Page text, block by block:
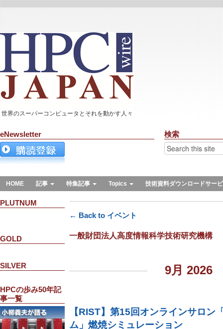
世界のスーパーコンピュータとそれを動かす人々
eNewsletter 検索
HOME 記事 特集記事 Topics 技術資料ダウンロードサー
PLUTNUM
GOLD
SILVER
HPCの歩み50年記
事一覧
← Back to イベント
一般財団法人高度情報科学技術研究機構
9月 2026
【RIST】第15回オンラインサロン
ム」燃焼シミュレーション